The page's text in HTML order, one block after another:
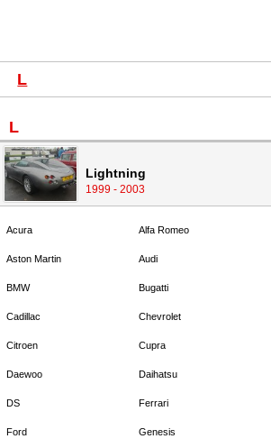
L
L
Lightning
1999 - 2003
Acura Alfa Romeo
Aston Martin Audi
BMW Bugatti
Cadillac Chevrolet
Citroen Cupra
Daewoo Daihatsu
DS Ferrari
Ford Genesis